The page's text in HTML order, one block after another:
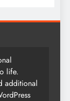
life.
additional